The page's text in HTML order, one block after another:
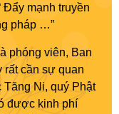
Đẩy mạnh truyền
pháp …”
phóng viên, Ban
rất cần sự quan
Ni, quý Phật
được kinh phí